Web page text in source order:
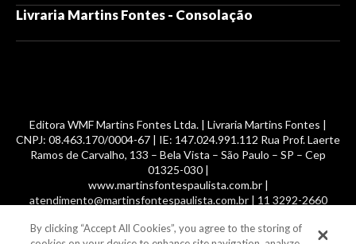
Livraria Martins Fontes - Consolação
Editora WMF Martins Fontes Ltda. | Livraria Martins Fontes |
CNPJ: 08.463.170/0004-67 | IE: 147.024.991.112 Rua Prof. Laerte
Ramos de Carvalho, 133 – Bela Vista – São Paulo – SP – Cep
01325-030 |
www.martinsfontespaulista.com.br |
atendimento@martinsfontespaulista.com.br | 11 3292-2660
© 2014 -2026, MartinsFontes livros nacionais e importados,
By clicking “Accept All Cookies”, you agree to the storing of